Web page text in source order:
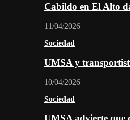
Cabildo en El Alto
11/04/2026
Sociedad
UMSA y
10/04/2026
Sociedad